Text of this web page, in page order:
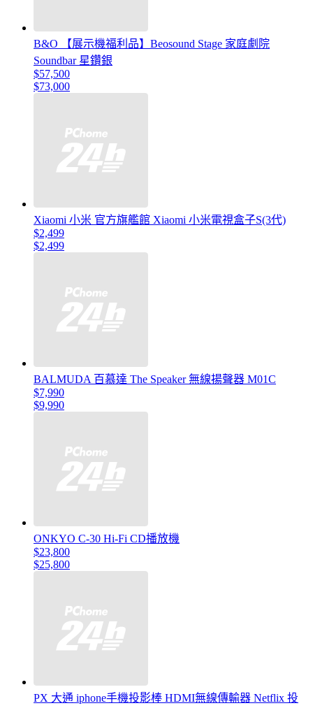
B&O 【展示機福利品】Beosound Stage 家庭劇院
Soundbar 星鑽銀
$57,500
$73,000
Xiaomi 小米 官方旗艦館 Xiaomi 小米電視盒子S(3代)
$2,499
$2,499
BALMUDA 百慕達 The Speaker 無線揚聲器 M01C
$7,990
$9,990
ONKYO C-30 Hi-Fi CD播放機
$23,800
$25,800
PX 大通 iphone手機投影棒 HDMI無線傳輸器 Netflix 投